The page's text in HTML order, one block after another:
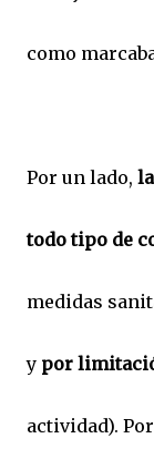
como
Por un lado,
todo tipo de
medidas
y por
actividad).